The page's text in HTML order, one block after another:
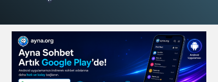
A
Y
N
A
Chat,
Sohbet
Odaları